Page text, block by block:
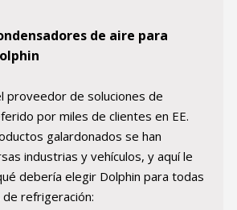
de aire para
proveedor de soluciones de
por miles de clientes en EE.
galardonados se han
industrias y vehículos, y aquí le
debería elegir Dolphin para todas
refrigeración:
Dollar